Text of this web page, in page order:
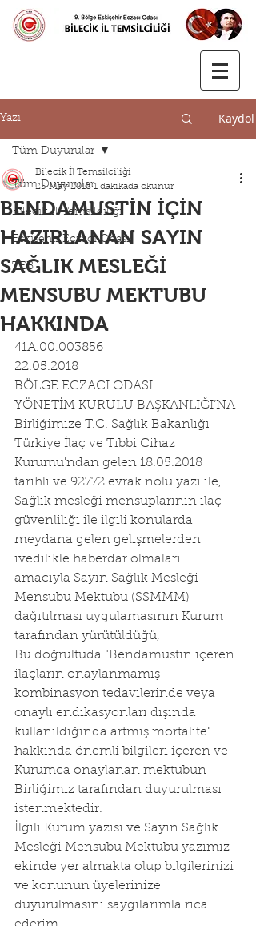
Yazı Kaydol
Tüm Duyurular
Bilecik İl Temsilciliği
Eskişehir Eczacı Odası
TEB
Tüm Duyurular
BENDAMUSTİN İÇİN
HAZIRLANAN SAYIN
SAĞLIK MESLEĞİ
MENSUBU MEKTUBU
HAKKINDA
Bilecik İl Temsilciliği
23 May 2018 1 dakikada okunur
41A.00.003856
22.05.2018
BÖLGE ECZACI ODASI
YÖNETİM KURULU BAŞKANLIĞI’NA
Birliğimize T.C. Sağlık Bakanlığı
Türkiye İlaç ve Tıbbi Cihaz
Kurumu'ndan gelen 18.05.2018
tarihli ve 92772 evrak nolu yazı ile,
Sağlık mesleği mensuplarının ilaç
güvenliliği ile ilgili konularda
meydana gelen gelişmelerden
ivedilikle haberdar olmaları
amacıyla Sayın Sağlık Mesleği
Mensubu Mektubu (SSMMM)
dağıtılması uygulamasının Kurum
tarafından yürütüldüğü,
Bu doğrultuda "Bendamustin içeren
ilaçların onaylanmamış
kombinasyon tedavilerinde veya
onaylı endikasyonları dışında
kullanıldığında artmış mortalite"
hakkında önemli bilgileri içeren ve
Kurumca onaylanan mektubun
Birliğimiz tarafından duyurulması
istenmektedir.
İlgili Kurum yazısı ve Sayın Sağlık
Mesleği Mensubu Mektubu yazımız
ekinde yer almakta olup bilgilerinizi
ve konunun üyelerinize
duyurulmasını saygılarımla rica